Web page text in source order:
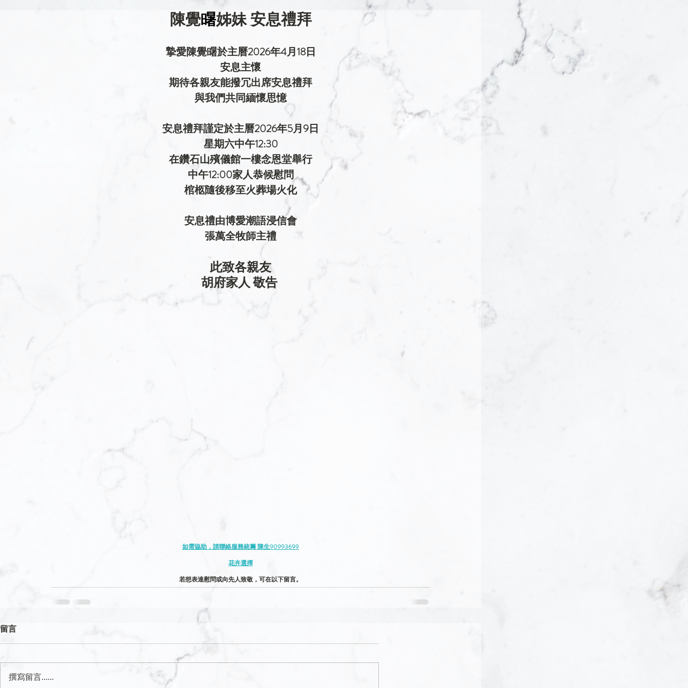
陳覺龧姊妹 安息禮拜
摯愛陳覺龧於主曆2026年4月18日
安息主懷
期待各親友能撥冗出席安息禮拜
與我們共同緬懷思憶
安息禮拜謹定於主曆2026年5月9日
星期六中午12:30
在鑽石山殯儀館一樓念恩堂舉行
中午12:00家人恭候慰問
棺柩隨後移至火葬場火化
安息禮由博愛潮語浸信會
張萬全牧師主禮
此致各親友
胡府家人 敬告
如需協助，請聯絡服務統籌 陳生90993699
花卉選擇
若想表達慰問或向先人致敬，可在以下留言。
留言
撰寫留言......